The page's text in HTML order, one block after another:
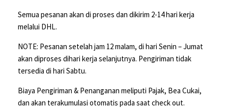
Semua pesanan akan di proses dan dikirim 2-14 hari kerja
melalui DHL.
NOTE: Pesanan setelah jam 12 malam, di hari Senin – Jumat
akan diproses dihari kerja selanjutnya. Pengiriman tidak
tersedia di hari Sabtu.
Biaya Pengiriman & Penanganan meliputi Pajak, Bea Cukai,
dan akan terakumulasi otomatis pada saat check out.